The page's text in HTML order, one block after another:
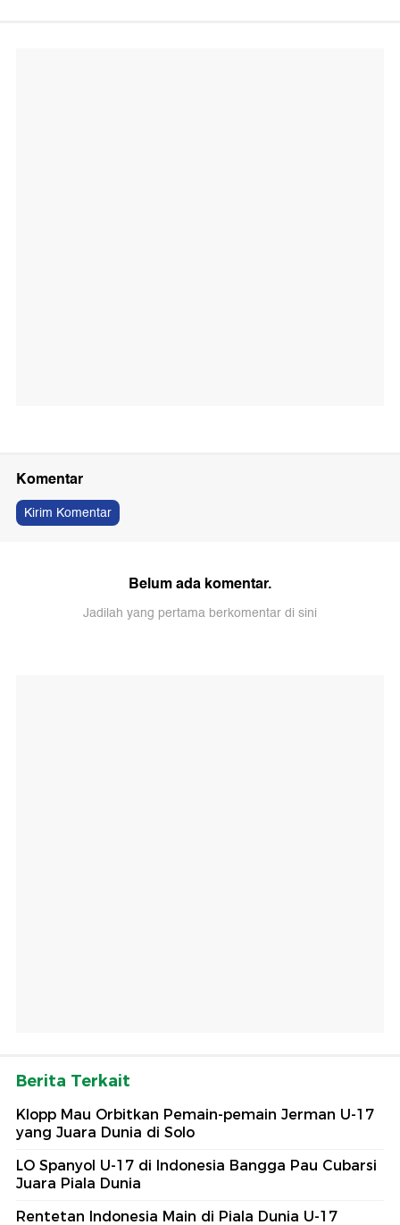
Komentar
Kirim Komentar
Belum ada komentar.
Jadilah yang pertama berkomentar di sini
Berita Terkait
Klopp Mau Orbitkan Pemain-pemain Jerman U-17
yang Juara Dunia di Solo
LO Spanyol U-17 di Indonesia Bangga Pau Cubarsi
Juara Piala Dunia
Rentetan Indonesia Main di Piala Dunia U-17